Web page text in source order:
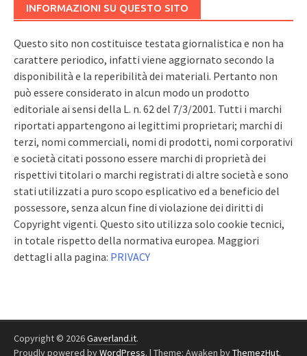
INFORMAZIONI SU QUESTO SITO
Questo sito non costituisce testata giornalistica e non ha
carattere periodico, infatti viene aggiornato secondo la
disponibilità e la reperibilità dei materiali. Pertanto non
può essere considerato in alcun modo un prodotto
editoriale ai sensi della L. n. 62 del 7/3/2001. Tutti i marchi
riportati appartengono ai legittimi proprietari; marchi di
terzi, nomi commerciali, nomi di prodotti, nomi corporativi
e società citati possono essere marchi di proprietà dei
rispettivi titolari o marchi registrati di altre società e sono
stati utilizzati a puro scopo esplicativo ed a beneficio del
possessore, senza alcun fine di violazione dei diritti di
Copyright vigenti. Questo sito utilizza solo cookie tecnici,
in totale rispetto della normativa europea. Maggiori
dettagli alla pagina: PRIVACY
Copyright © 2026Gaverland.it.
Proudly powered byWordPress. | Theme: Awaken byThemezHut.